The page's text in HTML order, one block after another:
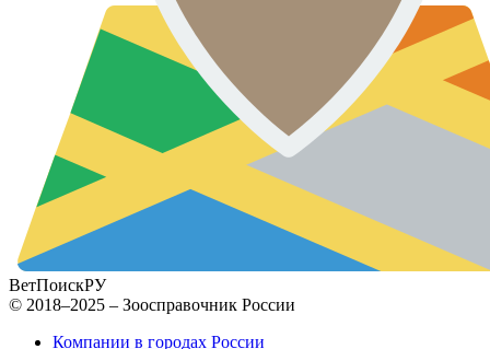
ВетПоискРУ
© 2018–2025 – Зоосправочник России
Компании в городах России